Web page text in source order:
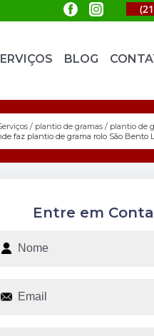
BLOG
plantio de gramas
plantio de
faz plantio de grama rolo São Bento
Entre em